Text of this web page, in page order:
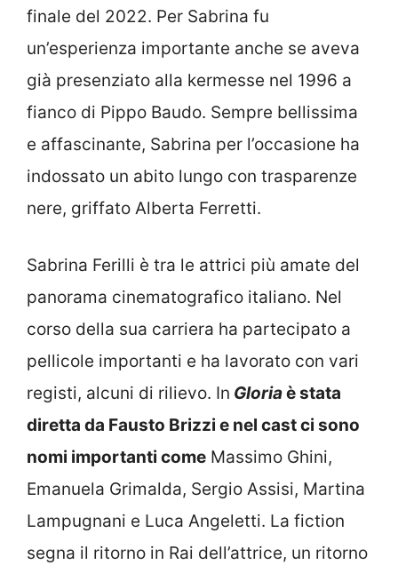
finale del 2022. Per Sabrina fu
un’esperienza importante anche se aveva
già presenziato alla kermesse nel 1996 a
fianco di Pippo Baudo. Sempre bellissima
e affascinante, Sabrina per l’occasione ha
indossato un abito lungo con trasparenze
nere, griffato Alberta Ferretti.
Sabrina Ferilli è tra le attrici più amate del
panorama cinematografico italiano. Nel
corso della sua carriera ha partecipato a
pellicole importanti e ha lavorato con vari
registi, alcuni di rilievo. In Gloriaè stata
diretta da Fausto Brizzi e nel cast ci sono
nomi importanti come Massimo Ghini,
Emanuela Grimalda, Sergio Assisi, Martina
Lampugnani e Luca Angeletti. La fiction
segna il ritorno in Rai dell’attrice, un ritorno